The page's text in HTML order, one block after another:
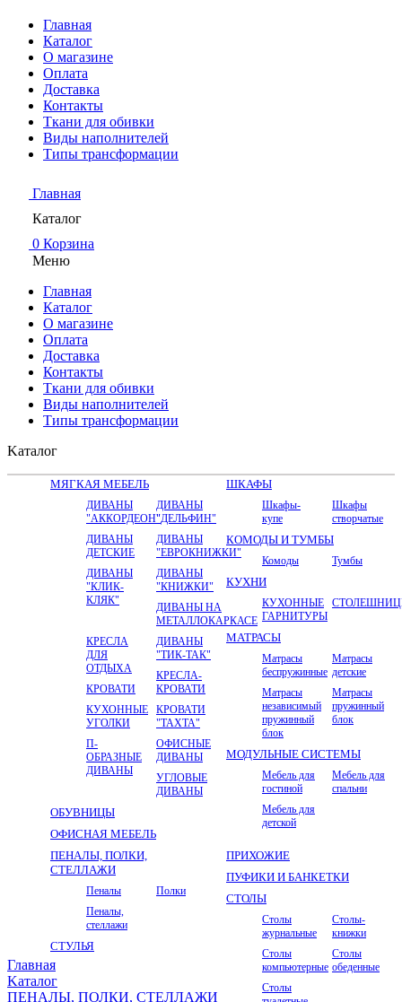
Главная
Каталог
О магазине
Оплата
Доставка
Контакты
Ткани для обивки
Виды наполнителей
Типы трансформации
Главная
Каталог
0 Корзина
Меню
Главная
Каталог
О магазине
Оплата
Доставка
Контакты
Ткани для обивки
Виды наполнителей
Типы трансформации
Kаталог
МЯГКАЯ МЕБЕЛЬ
ДИВАНЫ
"АККОРДЕОН"
ДИВАНЫ
"ДЕЛЬФИН"
ДИВАНЫ
ДЕТСКИЕ
ДИВАНЫ
"ЕВРОКНИЖКИ"
ДИВАНЫ
"КЛИК-
КЛЯК"
ДИВАНЫ
"КНИЖКИ"
ДИВАНЫ НА
МЕТАЛЛОКАРКАСЕ
ДИВАНЫ
"ТИК-ТАК"
КРЕСЛА
ДЛЯ
ОТДЫХА
КРЕСЛА-
КРОВАТИ
КРОВАТИ
КРОВАТИ
"ТАХТА"
КУХОННЫЕ
УГОЛКИ
ОФИСНЫЕ
ДИВАНЫ
П-
ОБРАЗНЫЕ
ДИВАНЫ
УГЛОВЫЕ
ДИВАНЫ
ШКАФЫ
Шкафы-
купе
Шкафы
створчатые
КОМОДЫ И ТУМБЫ
Комоды Тумбы
КУХНИ
КУХОННЫЕ
ГАРНИТУРЫ
МАТРАСЫ
Матрасы
беспружинные
Матрасы
детские
Матрасы
независимый
пружинный
блок
Матрасы
пружинный
блок
МОДУЛЬНЫЕ СИСТЕМЫ
Мебель для
гостиной
Мебель для
спальни
Мебель для
детской
ОБУВНИЦЫ
ОФИСНАЯ МЕБЕЛЬ
ПЕНАЛЫ, ПОЛКИ,
СТЕЛЛАЖИ
Пеналы
Полки
Пеналы,
стеллажи
ПРИХОЖИЕ
ПУФИКИ И БАНКЕТКИ
СТОЛЫ
Столы
журнальные
Столы-
книжки
Столы
компьютерные
Столы
обеденные
Столы
СТУЛЬЯ
Главная
Kаталог
ПЕНАЛЫ, ПОЛКИ, СТЕЛЛАЖИ